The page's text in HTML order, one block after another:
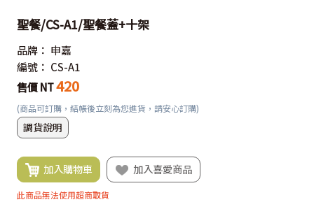
聖餐/CS-A1/聖餐蓋+十架
品牌： 申嘉
編號： CS-A1
售價 NT420
(商品可訂購，結帳後立刻為您進貨，請安心訂購)
調貨說明
加入購物車 加入喜愛商品
此商品無法使用超商取貨